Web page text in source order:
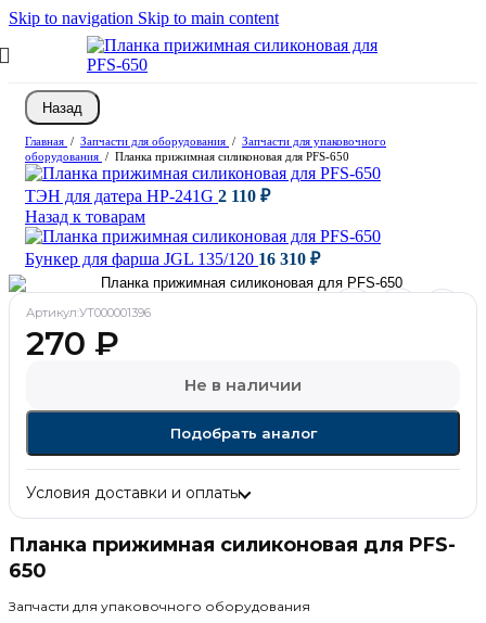
Skip to navigation Skip to main content
Назад
Главная / Запчасти для оборудования / Запчасти для упаковочного
оборудования / Планка прижимная силиконовая для PFS-650
ТЭН для датера HP-241G 2 110 ₽
Назад к товарам
Бункер для фарша JGL 135/120 16 310 ₽
Планка прижимная силиконовая для PFS-
650
Запчасти для упаковочного оборудования
Артикул:УТ000001396
270 ₽
Не в наличии
Подобрать аналог
Условия доставки и оплаты